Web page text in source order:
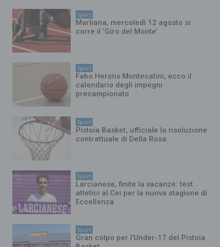
Sport
Marliana, mercoledì 12 agosto si
corre il ‘Giro del Monte’
Sport
Fabo Herons Montecatini, ecco il
calendario degli impegni
precampionato
Sport
Pistoia Basket, ufficiale la risoluzione
contrattuale di Della Rosa
Sport
Larcianese, finite la vacanze: test
atletici al Cei per la nuova stagione di
Eccellenza
Sport
Gran colpo per l’Under-17 del Pistoia